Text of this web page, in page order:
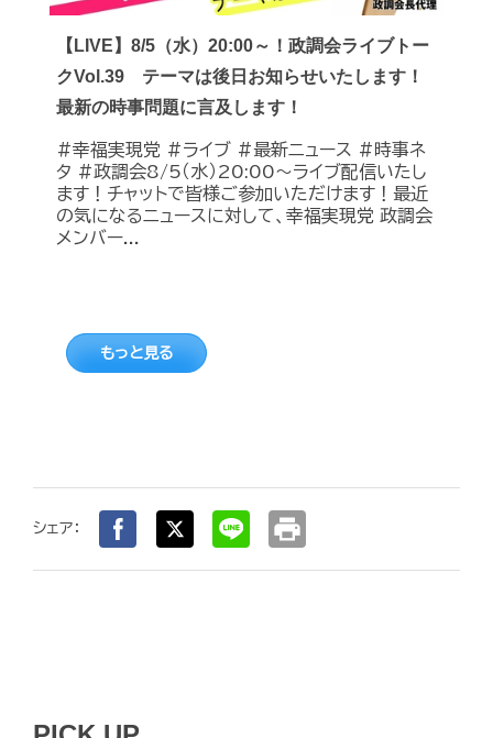
【LIVE】8/5（水）20:00～！政調会ライブトー
クVol.39 テーマは後日お知らせいたします！
最新の時事問題に言及します！
#幸福実現党 #ライブ #最新ニュース #時事ネ
タ #政調会8/5（水）20:00～ライブ配信いたし
ます！チャットで皆様ご参加いただけます！最近
の気になるニュースに対して、幸福実現党 政調会
メンバー...
もっと見る
シェア： print